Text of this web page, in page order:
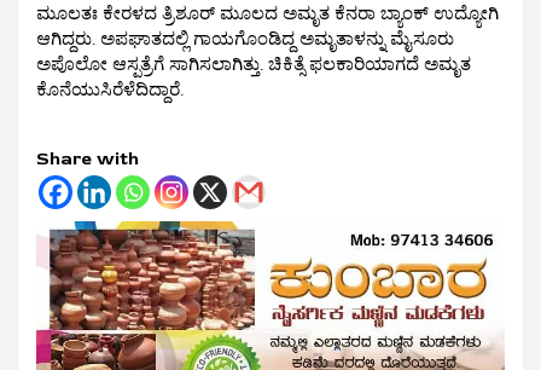
ಮೂಲತಃ ಕೇರಳದ ತ್ರಿಶೂರ್ ಮೂಲದ ಅಮೃತ ಕೆನರಾ ಬ್ಯಾಂಕ್ ಉದ್ಯೋಗಿ
ಆಗಿದ್ದರು. ಅಪಘಾತದಲ್ಲಿ ಗಾಯಗೊಂಡಿದ್ದ ಅಮೃತಾಳನ್ನು ಮೈಸೂರು
ಅಪೊಲೋ ಆಸ್ಪತ್ರೆಗೆ ಸಾಗಿಸಲಾಗಿತ್ತು. ಚಿಕಿತ್ಸೆ ಫಲಕಾರಿಯಾಗದೆ ಅಮೃತ
ಕೊನೆಯುಸಿರೆಳೆದಿದ್ದಾರೆ.
Share with